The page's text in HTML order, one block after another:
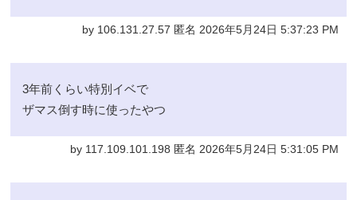
by 106.131.27.57 匿名 2026年5月24日 5:37:23 PM
3年前くらい特別イベで
ザマス倒す時に使ったやつ
by 117.109.101.198 匿名 2026年5月24日 5:31:05 PM